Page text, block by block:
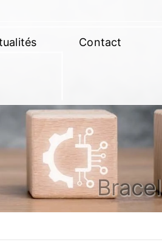
Contact